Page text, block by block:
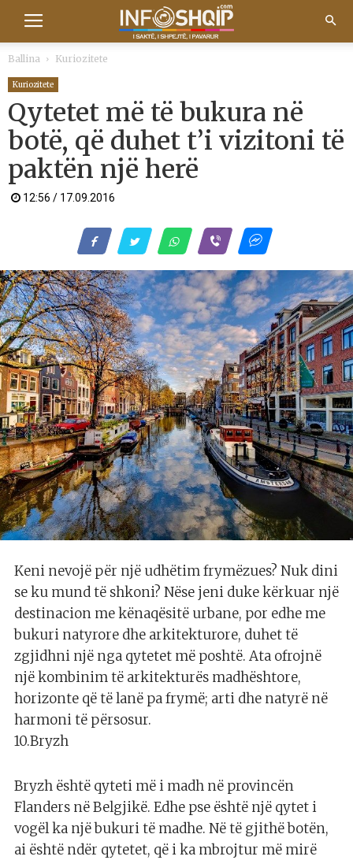
Ballina Kuriozitete
Kuriozitete
Qytetet më të bukura në
botë, që duhet t’i vizitoni të
paktën një herë
12:56 / 17.09.2016
Keni nevojë për një udhëtim frymëzues? Nuk dini
se ku mund të shkoni? Nëse jeni duke kërkuar një
destinacion me kënaqësitë urbane, por edhe me
bukuri natyrore dhe arkitekturore, duhet të
zgjidhni një nga qytetet më poshtë. Ata ofrojnë
një kombinim të arkitekturës madhështore,
horizonte që të lanë pa frymë; arti dhe natyrë në
harmoni të përsosur.
10.Bryzh
Bryzh është qyteti më i madh në provincën
Flanders në Belgjikë. Edhe pse është një qytet i
vogël ka një bukuri të madhe. Në të gjithë botën,
ai është ndër qytetet, që i ka mbrojtur më mirë